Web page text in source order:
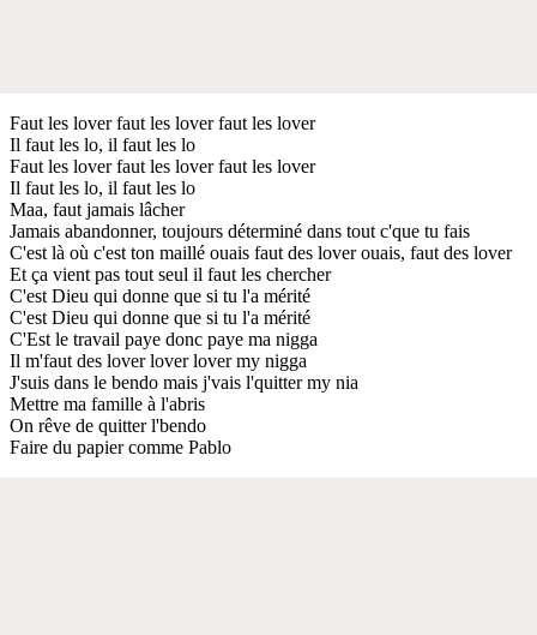
Faut les lover faut les lover faut les lover
Il faut les lo, il faut les lo
Faut les lover faut les lover faut les lover
Il faut les lo, il faut les lo
Maa, faut jamais lâcher
Jamais abandonner, toujours déterminé dans tout c'que tu fais
C'est là où c'est ton maillé ouais faut des lover ouais, faut des lover
Et ça vient pas tout seul il faut les chercher
C'est Dieu qui donne que si tu l'a mérité
C'est Dieu qui donne que si tu l'a mérité
C'Est le travail paye donc paye ma nigga
Il m'faut des lover lover lover my nigga
J'suis dans le bendo mais j'vais l'quitter my nia
Mettre ma famille à l'abris
On rêve de quitter l'bendo
Faire du papier comme Pablo